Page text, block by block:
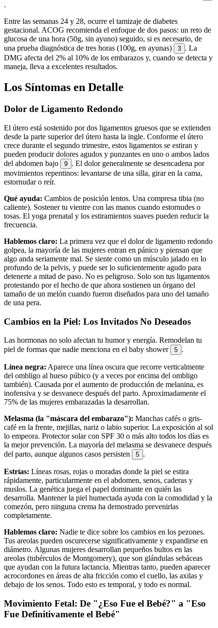
.
Entre las semanas 24 y 28, ocurre el tamizaje de diabetes
gestacional. ACOG recomienda el enfoque de dos pasos: un reto de
glucosa de una hora (50g, sin ayuno) seguido, si es necesario, de
una prueba diagnóstica de tres horas (100g, en ayunas)
3 . La
DMG afecta del 2% al 10% de los embarazos y, cuando se detecta y
maneja, lleva a excelentes resultados.
Los Síntomas en Detalle
Dolor de Ligamento Redondo
El útero está sostenido por dos ligamentos gruesos que se extienden
desde la parte superior del útero hasta la ingle. Conforme el útero
crece durante el segundo trimestre, estos ligamentos se estiran y
pueden producir dolores agudos y punzantes en uno o ambos lados
del abdomen bajo
9 . El dolor generalmente se desencadena por
movimientos repentinos: levantarse de una silla, girar en la cama,
estornudar o reír.
Qué ayuda: Cambios de posición lentos. Una compresa tibia (no
caliente). Sostener tu vientre con las manos cuando estornudes o
tosas. El yoga prenatal y los estiramientos suaves pueden reducir la
frecuencia.
Hablemos claro: La primera vez que el dolor de ligamento redondo
golpea, la mayoría de las mujeres entran en pánico y piensan que
algo anda seriamente mal. Se siente como un músculo jalado en lo
profundo de la pelvis, y puede ser lo suficientemente agudo para
detenerte a mitad de paso. No es peligroso. Solo son tus ligamentos
protestando por el hecho de que ahora sostienen un órgano del
tamaño de un melón cuando fueron diseñados para uno del tamaño
de una pera.
Cambios en la Piel: Los Invitados No Deseados
Las hormonas no solo afectan tu humor y energía. Remodelan tu
piel de formas que nadie menciona en el baby shower
5 .
Línea negra: Aparece una línea oscura que recorre verticalmente
del ombligo al hueso púbico (y a veces por encima del ombligo
también). Causada por el aumento de producción de melanina, es
inofensiva y se desvanece después del parto. Aproximadamente el
75% de las mujeres embarazadas la desarrollan.
Melasma (la "máscara del embarazo"): Manchas cafés o gris-
café en la frente, mejillas, nariz o labio superior. La exposición al sol
lo empeora. Protector solar con SPF 30 o más alto todos los días es
la mejor prevención. La mayoría del melasma se desvanece después
del parto, aunque algunos casos persisten
5 .
Estrías: Líneas rosas, rojas o moradas donde la piel se estira
rápidamente, particularmente en el abdomen, senos, caderas y
muslos. La genética juega el papel dominante en quién las
desarrolla. Mantener la piel humectada ayuda con la comodidad y la
comezón, pero ninguna crema ha demostrado prevenirlas
completamente.
Hablemos claro: Nadie te dice sobre los cambios en los pezones.
Tus areolas pueden oscurecerse significativamente y expandirse en
diámetro. Algunas mujeres desarrollan pequeños bultos en las
areolas (tubérculos de Montgomery), que son glándulas sebáceas
que ayudan con la futura lactancia. Mientras tanto, pueden aparecer
acrocordones en áreas de alta fricción como el cuello, las axilas y
debajo de los senos. Todo esto es temporal, y todo es normal.
Movimiento Fetal: De "¿Eso Fue el Bebé?" a "Eso
Fue Definitivamente el Bebé"